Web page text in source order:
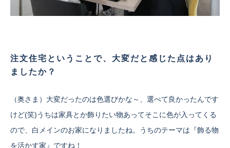
注文住宅ということで、大変だと感じた点はあり
ましたか？
（奥さま）大変だったのは色選びかな～、選べて良かったんです
けど(笑)うちは家具とか飾りたい物あってそこに色が入ってくる
ので、白メインのお家になりましたね。うちのテーマは『飾る物
を活かす家』ですね！